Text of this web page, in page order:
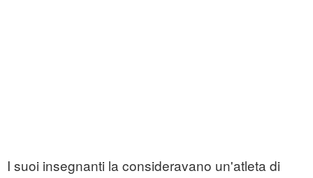
I suoi insegnanti la consideravano un'atleta di